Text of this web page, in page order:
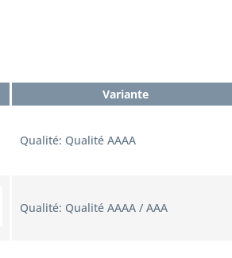
Variante
Qualité: Qualité AAAA
Qualité: Qualité AAAA / AAA